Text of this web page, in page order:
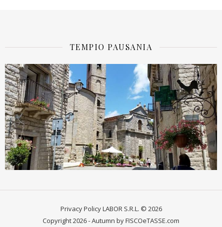
TEMPIO PAUSANIA
Privacy PolicyLABOR S.R.L. © 2026
Copyright 2026 - Autumn by FISCOeTASSE.com